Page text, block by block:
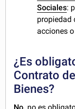
Sociales:
propiedad
acciones
¿Es
Contrato
Bienes?